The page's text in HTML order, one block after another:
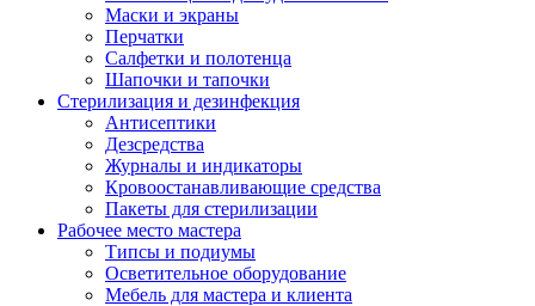
Маски и экраны
Перчатки
Салфетки и полотенца
Шапочки и тапочки
Стерилизация и дезинфекция
Антисептики
Дезсредства
Журналы и индикаторы
Кровоостанавливающие средства
Пакеты для стерилизации
Рабочее место мастера
Типсы и подиумы
Осветительное оборудование
Мебель для мастера и клиента